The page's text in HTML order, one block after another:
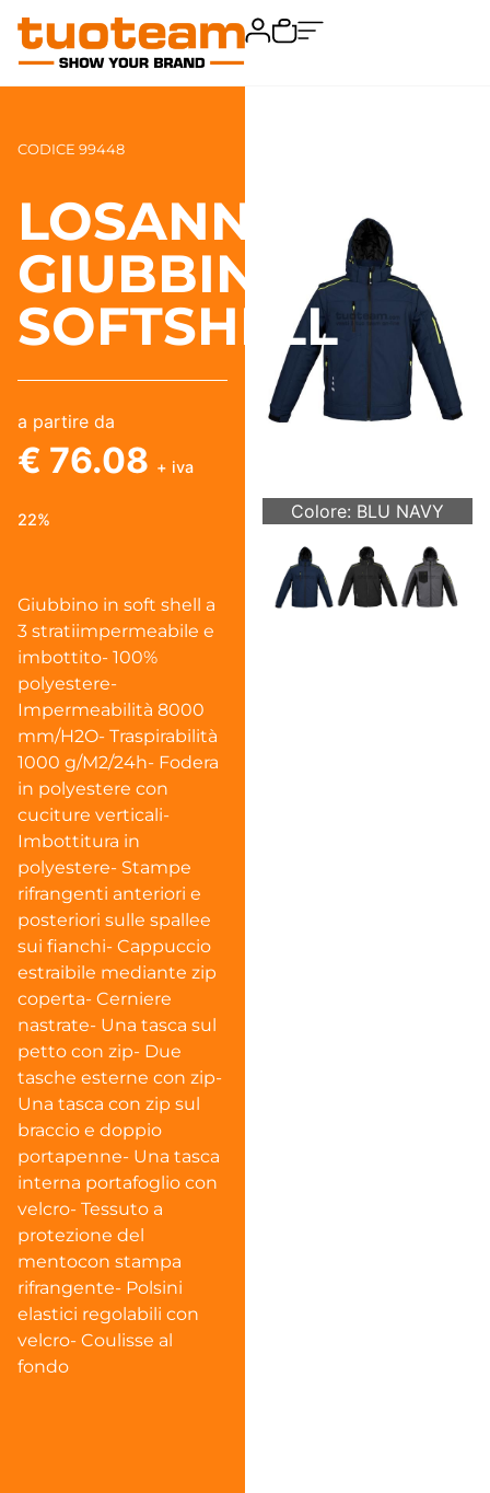
Colore: BLU NAVY
CODICE 99448
LOSANNA
GIUBBINO
SOFTSHELL
a partire da
€ 76.08 + iva
22%
Giubbino in soft shell a
3 stratiimpermeabile e
imbottito- 100%
polyestere-
Impermeabilità 8000
mm/H2O- Traspirabilità
1000 g/M2/24h- Fodera
in polyestere con
cuciture verticali-
Imbottitura in
polyestere- Stampe
rifrangenti anteriori e
posteriori sulle spallee
sui fianchi- Cappuccio
estraibile mediante zip
coperta- Cerniere
nastrate- Una tasca sul
petto con zip- Due
tasche esterne con zip-
Una tasca con zip sul
braccio e doppio
portapenne- Una tasca
interna portafoglio con
velcro- Tessuto a
protezione del
mentocon stampa
rifrangente- Polsini
elastici regolabili con
velcro- Coulisse al
fondo